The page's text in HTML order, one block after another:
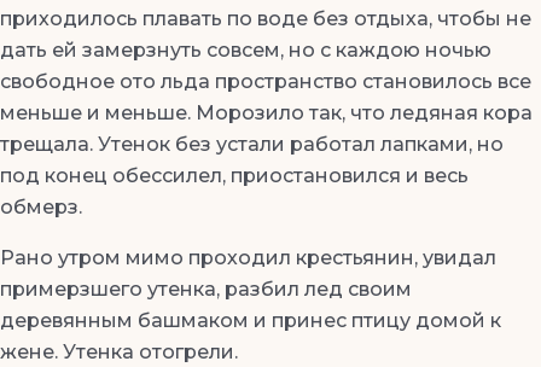
приходилось плавать по воде без отдыха, чтобы не
дать ей замерзнуть совсем, но с каждою ночью
свободное ото льда пространство становилось все
меньше и меньше. Морозило так, что ледяная кора
трещала. Утенок без устали работал лапками, но
под конец обессилел, приостановился и весь
обмерз.
Рано утром мимо проходил крестьянин, увидал
примерзшего утенка, разбил лед своим
деревянным башмаком и принес птицу домой к
жене. Утенка отогрели.